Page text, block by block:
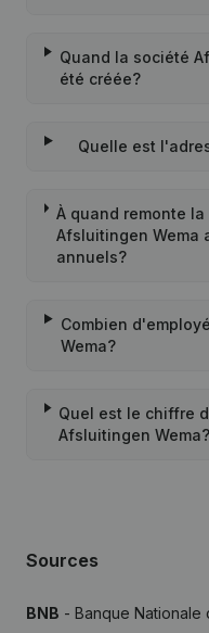
Quand la société
été créée?
Quelle est
À quand remonte
Afsluitingen Wema
annuels?
Combien
Wema?
Quel est le chiffre
Afsluitingen Wema?
Sources
BNB - Banque Nationale